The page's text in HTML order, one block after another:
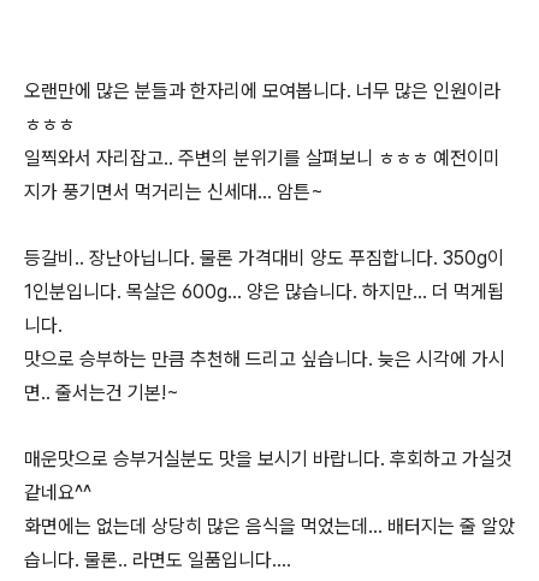
오랜만에 많은 분들과 한자리에 모여봅니다. 너무 많은 인원이라
ㅎㅎㅎ
일찍와서 자리잡고.. 주변의 분위기를 살펴보니 ㅎㅎㅎ 예전이미
지가 풍기면서 먹거리는 신세대... 암튼~
등갈비.. 장난아닙니다. 물론 가격대비 양도 푸짐합니다. 350g이
1인분입니다. 목살은 600g... 양은 많습니다. 하지만... 더 먹게됩
니다.
맛으로 승부하는 만큼 추천해 드리고 싶습니다. 늦은 시각에 가시
면.. 줄서는건 기본!~
매운맛으로 승부거실분도 맛을 보시기 바랍니다. 후회하고 가실것
같네요^^
화면에는 없는데 상당히 많은 음식을 먹었는데... 배터지는 줄 알았
습니다. 물론.. 라면도 일품입니다....